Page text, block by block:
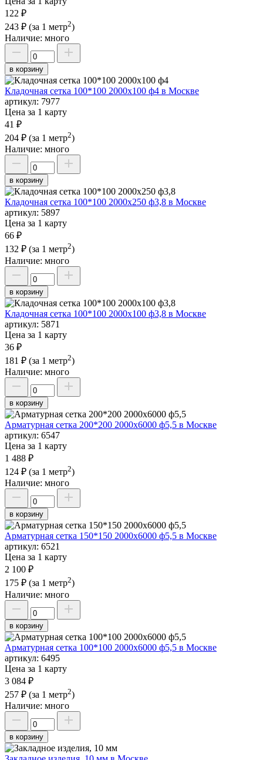
122 ₽
243 ₽ (за 1 метр2)
Наличие: много
в корзину
Кладочная сетка 100*100 2000х100 ф4 в Москве
артикул: 7977
Цена за 1 карту
41 ₽
204 ₽ (за 1 метр2)
Наличие: много
в корзину
Кладочная сетка 100*100 2000х250 ф3,8 в Москве
артикул: 5897
Цена за 1 карту
66 ₽
132 ₽ (за 1 метр2)
Наличие: много
в корзину
Кладочная сетка 100*100 2000х100 ф3,8 в Москве
артикул: 5871
Цена за 1 карту
36 ₽
181 ₽ (за 1 метр2)
Наличие: много
в корзину
Арматурная сетка 200*200 2000х6000 ф5,5 в Москве
артикул: 6547
Цена за 1 карту
1 488 ₽
124 ₽ (за 1 метр2)
Наличие: много
в корзину
Арматурная сетка 150*150 2000х6000 ф5,5 в Москве
артикул: 6521
Цена за 1 карту
2 100 ₽
175 ₽ (за 1 метр2)
Наличие: много
в корзину
Арматурная сетка 100*100 2000х6000 ф5,5 в Москве
артикул: 6495
Цена за 1 карту
3 084 ₽
257 ₽ (за 1 метр2)
Наличие: много
в корзину